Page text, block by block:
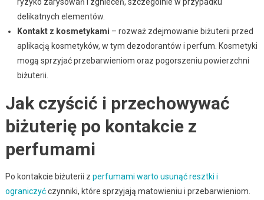
delikatnych elementów.
Kontakt z kosmetykami – rozważ zdejmowanie biżuterii przed
aplikacją kosmetyków, w tym dezodorantów i perfum. Kosmetyki
mogą sprzyjać przebarwieniom oraz pogorszeniu powierzchni
biżuterii.
Jak czyścić i przechowywać
biżuterię po kontakcie z
perfumami
Po kontakcie biżuterii z perfumami warto usunąć resztki i
ograniczyćczynniki, które sprzyjają matowieniu i przebarwieniom.